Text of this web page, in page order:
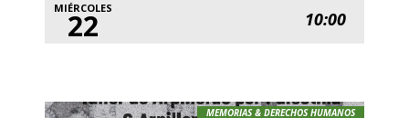
MIÉRCOLES
22 10:00
MEMORIAS & DERECHOS HUMANOS